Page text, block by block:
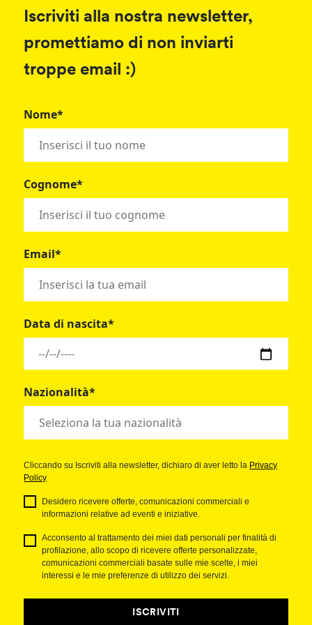
Iscriviti alla nostra newsletter,
promettiamo di non inviarti
troppe email :)
Nome*
Cognome*
Email*
Data di nascita*
Nazionalità*
Cliccando su Iscriviti alla newsletter, dichiaro di aver letto la Privacy
Policy
Desidero ricevere offerte, comunicazioni commerciali e
informazioni relative ad eventi e iniziative.
Acconsento al trattamento dei miei dati personali per finalità di
profilazione, allo scopo di ricevere offerte personalizzate,
comunicazioni commerciali basate sulle mie scelte, i miei
interessi e le mie preferenze di utilizzo dei servizi.
ISCRIVITI